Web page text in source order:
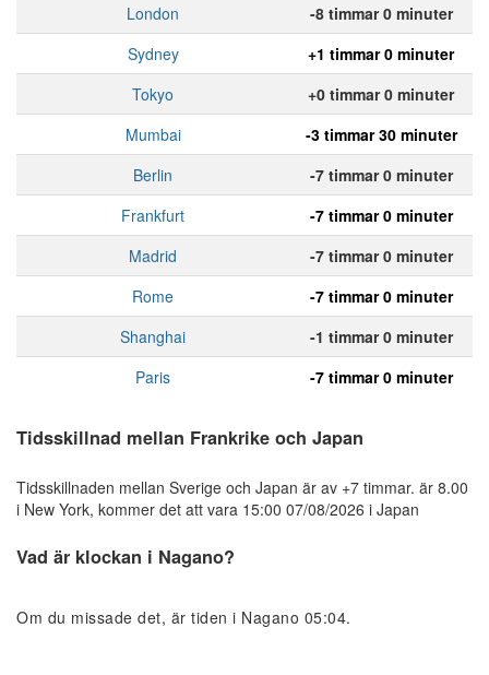
London
-8 timmar 0 minuter
Sydney
+1 timmar 0 minuter
Tokyo
+0 timmar 0 minuter
Mumbai
-3 timmar 30 minuter
Berlin
-7 timmar 0 minuter
Frankfurt
-7 timmar 0 minuter
Madrid
-7 timmar 0 minuter
Rome
-7 timmar 0 minuter
Shanghai
-1 timmar 0 minuter
Paris
-7 timmar 0 minuter
Tidsskillnad mellan Frankrike och Japan
Tidsskillnaden mellan Sverige och Japan är av +7 timmar. är 8.00
i New York, kommer det att vara 15:00 07/08/2026 i Japan
Vad är klockan i Nagano?
Om du missade det, är tiden i Nagano 05:04.